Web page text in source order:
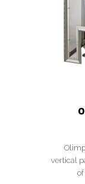
vertical